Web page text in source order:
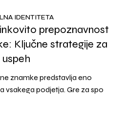
IDENTITETA
prepoznavnost
Ključne strategije za
uspeh
znamke predstavlja eno
vsakega podjetja. Gre za spo